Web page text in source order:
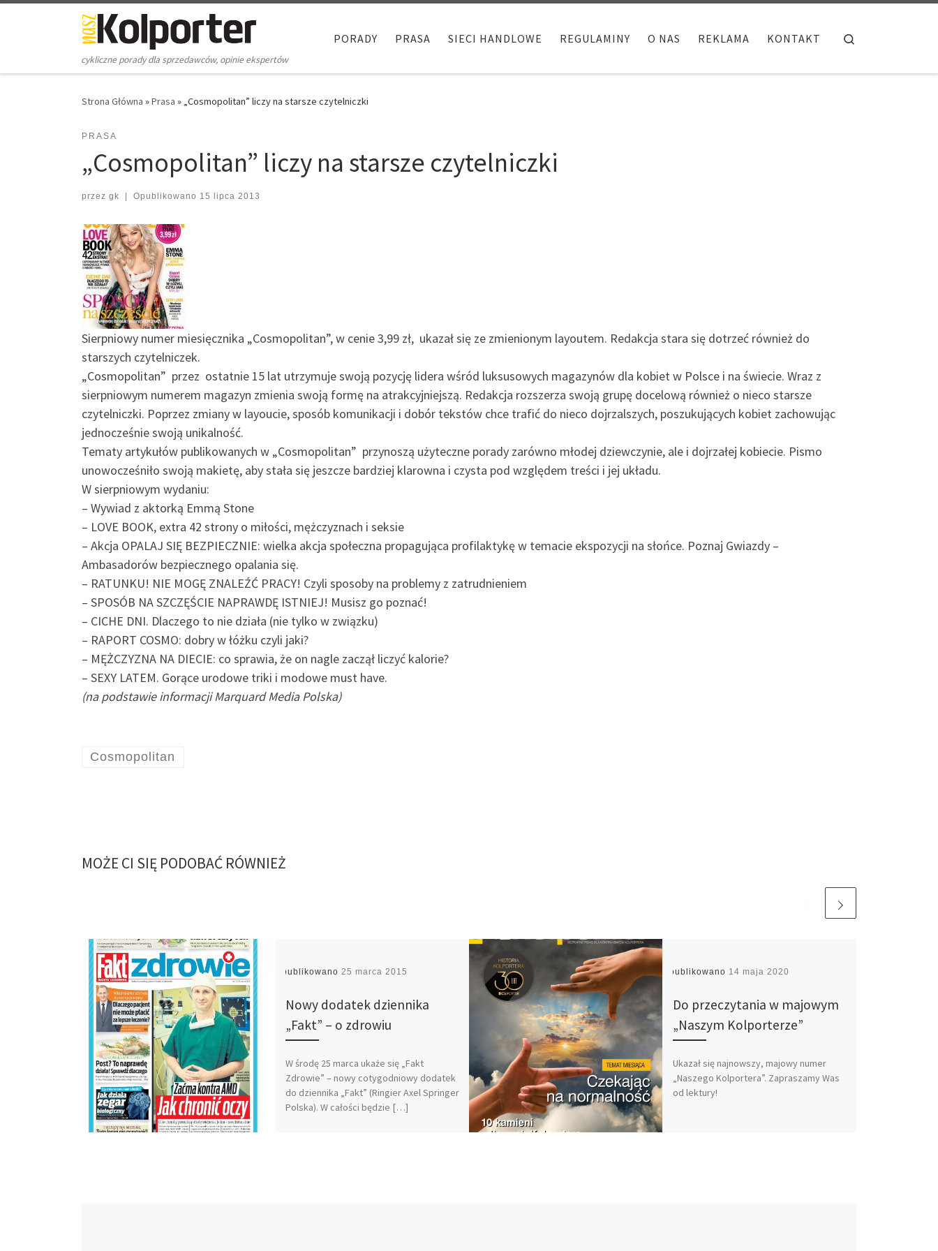
Skip to content
cykliczne porady dla sprzedawców, opinie ekspertów
PORADY PRASA SIECI HANDLOWE REGULAMINY O NAS REKLAMA KONTAKT
Strona Główna »Prasa » „Cosmopolitan” liczy na starsze czytelniczki
PRASA
„Cosmopolitan” liczy na starsze czytelniczki
przez gk Opublikowano 15 lipca 2013
Sierpniowy numer miesięcznika „Cosmopolitan”, w cenie 3,99 zł, ukazał się ze zmienionym layoutem. Redakcja stara się dotrzeć również do
starszych czytelniczek.
„Cosmopolitan” przez ostatnie 15 lat utrzymuje swoją pozycję lidera wśród luksusowych magazynów dla kobiet w Polsce i na świecie. Wraz z
sierpniowym numerem magazyn zmienia swoją formę na atrakcyjniejszą. Redakcja rozszerza swoją grupę docelową również o nieco starsze
czytelniczki. Poprzez zmiany w layoucie, sposób komunikacji i dobór tekstów chce trafić do nieco dojrzalszych, poszukujących kobiet zachowując
jednocześnie swoją unikalność.
Tematy artykułów publikowanych w „Cosmopolitan” przynoszą użyteczne porady zarówno młodej dziewczynie, ale i dojrzałej kobiecie. Pismo
unowocześniło swoją makietę, aby stała się jeszcze bardziej klarowna i czysta pod względem treści i jej układu.
W sierpniowym wydaniu:
– Wywiad z aktorką Emmą Stone
– LOVE BOOK, extra 42 strony o miłości, mężczyznach i seksie
– Akcja OPALAJ SIĘ BEZPIECZNIE: wielka akcja społeczna propagująca profilaktykę w temacie ekspozycji na słońce. Poznaj Gwiazdy –
Ambasadorów bezpiecznego opalania się.
– RATUNKU! NIE MOGĘ ZNALEŹĆ PRACY! Czyli sposoby na problemy z zatrudnieniem
– SPOSÓB NA SZCZĘŚCIE NAPRAWDĘ ISTNIEJ! Musisz go poznać!
– CICHE DNI. Dlaczego to nie działa (nie tylko w związku)
– RAPORT COSMO: dobry w łóżku czyli jaki?
– MĘŻCZYZNA NA DIECIE: co sprawia, że on nagle zaczął liczyć kalorie?
– SEXY LATEM. Gorące urodowe triki i modowe must have.
(na podstawie informacji Marquard Media Polska)
Cosmopolitan
MOŻE CI SIĘ PODOBAĆ RÓWNIEŻ
Opublikowano 25 marca 2015
Nowy dodatek dziennika
„Fakt” – o zdrowiu
W środę 25 marca ukaże się „Fakt
Zdrowie” – nowy cotygodniowy dodatek
do dziennika „Fakt” (Ringier Axel Springer
Polska). W całości będzie […]
Opublikowano 14 maja 2020
Do przeczytania w majowym
„Naszym Kolporterze”
Ukazał się najnowszy, majowy numer
„Naszego Kolportera”. Zapraszamy Was
od lektury!